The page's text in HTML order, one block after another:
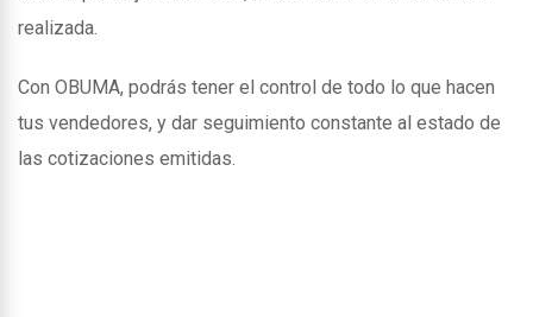
realizada.
Con OBUMA, podrás tener el control de todo lo que hacen
tus vendedores, y dar seguimiento constante al estado de
las cotizaciones emitidas.